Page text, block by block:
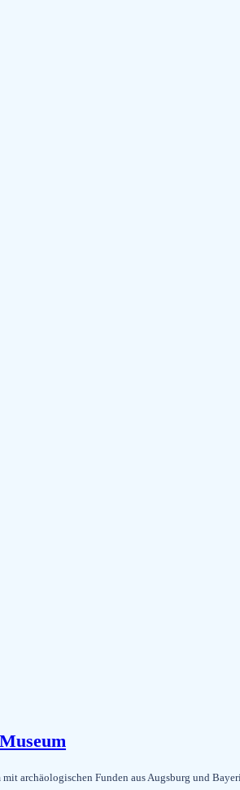
mit archäologischen Funden aus Augsburg und